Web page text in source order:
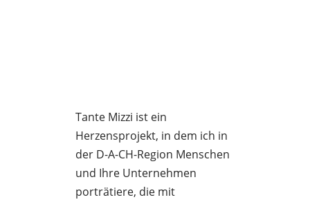
Tante Mizzi ist ein
Herzensprojekt, in dem ich in
der D-A-CH-Region Menschen
und Ihre Unternehmen
porträtiere, die mit